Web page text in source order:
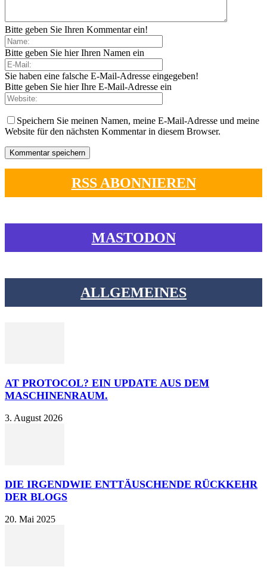
Bitte geben Sie Ihren Kommentar ein!
Bitte geben Sie hier Ihren Namen ein
Sie haben eine falsche E-Mail-Adresse eingegeben!
Bitte geben Sie hier Ihre E-Mail-Adresse ein
Speichern Sie meinen Namen, meine E-Mail-Adresse und meine
Website für den nächsten Kommentar in diesem Browser.
RSS ABONNIEREN
MASTODON
ALLGEMEINES
AT PROTOCOL? EIN UPDATE AUS DEM
MASCHINENRAUM.
3. August 2026
DIE IRGENDWIE ENTTÄUSCHENDE RÜCKKEHR
DER BLOGS
20. Mai 2025